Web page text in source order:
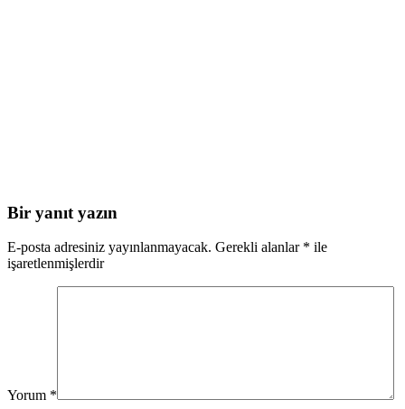
Bir yanıt yazın
E-posta adresiniz yayınlanmayacak. Gerekli alanlar * ile
işaretlenmişlerdir
Yorum *